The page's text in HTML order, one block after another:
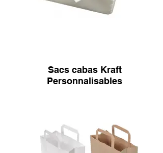
Sacs cabas Kraft
Personnalisables